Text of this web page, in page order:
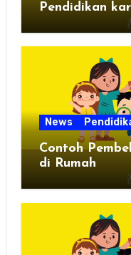
Pendidikan
News
Contoh
di Rumah